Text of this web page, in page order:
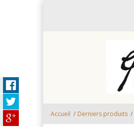
Accueil / Derniers produits /